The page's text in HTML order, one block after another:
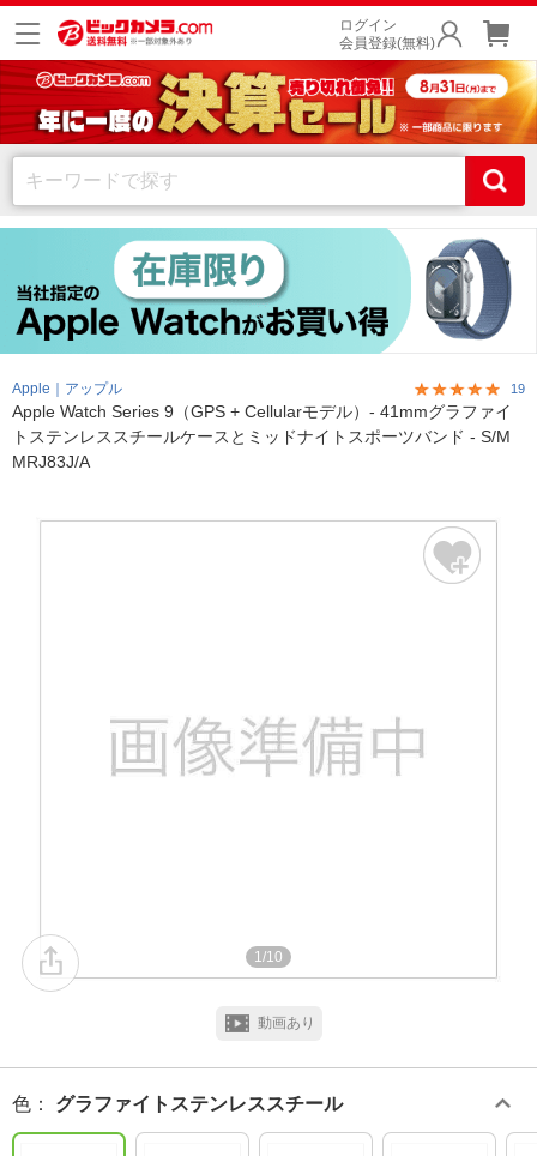
ログイン
会員登録(無料)
Apple｜アップル 19
Apple Watch Series 9（GPS + Cellularモデル）- 41mmグラファイ
トステンレススチールケースとミッドナイトスポーツバンド - S/M
MRJ83J/A
1/10
動画あり
色 ： グラファイトステンレススチール